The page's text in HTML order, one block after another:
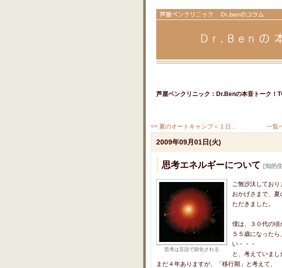
芦屋ベンクリニック：Dr.Benの本音トーク！
<< 夏のオートキャンプ＜１日... 一覧
2009年09月01日(火)
思考エネルギーについて [知的
思考は言語で顕化される
ご無沙汰しており
おかげさまで、
ただきました。
僕は、３０代の頃
５５歳になった
い・・・
と、考えていまし
まだ４年ありますが、「移行期」と考えて、